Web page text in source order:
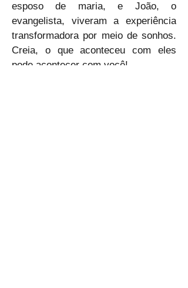
esposo de maria, e João, o
evangelista, viveram a experiência
transformadora por meio de sonhos.
Creia, o que aconteceu com eles
pode acontecer com você!